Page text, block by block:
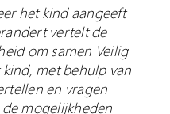
het kind aangeeft
vertelt de
om samen Veilig
met behulp van
en vragen
mogelijkheden